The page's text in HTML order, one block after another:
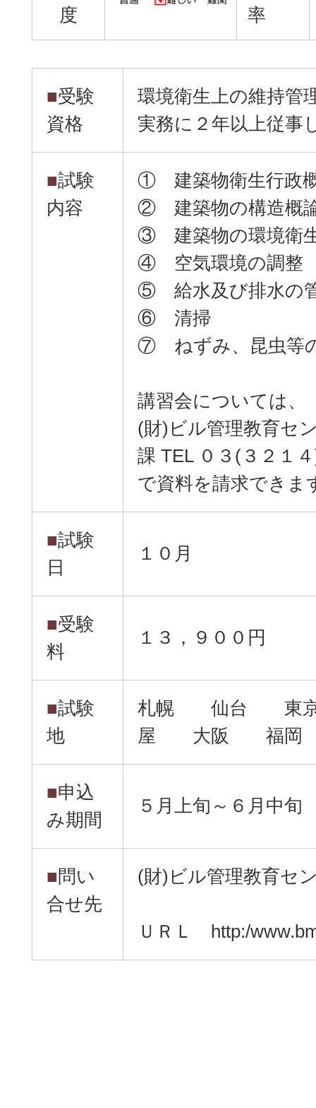
度
率
■受験
資格
環境衛生上の維持管
実務に２年以上従事
■試験
内容
① 建築物衛生行政
② 建築物の構造概
③ 建築物の環境衛
④ 空気環境の調整
⑤ 給水及び排水の
⑥ 清掃
⑦ ねずみ、昆虫等
講習会については、
(財)ビル管理教育セ
課 TEL ０３(３２１
で資料を請求できま
■試験
日
１０月
■受験
料
１３，９００円
■試験
地
札幌 仙台 東
屋 大阪 福岡
■申込
み期間
５月上旬～６月中旬
■問い
合せ先
(財)ビル管理教育セ
ＵＲＬ http:/